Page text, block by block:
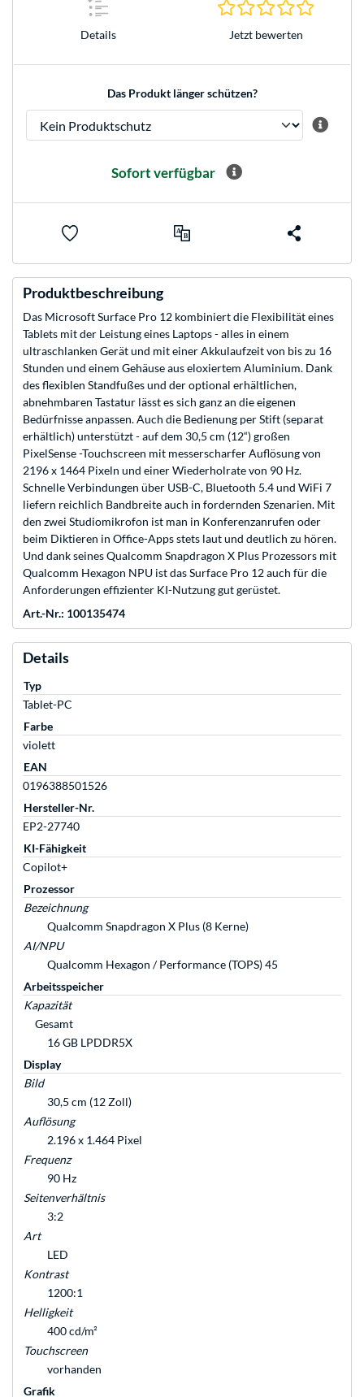
Details Jetzt bewerten
Das Produkt länger schützen?
Sofort verfügbar
Produktbeschreibung
Das Microsoft Surface Pro 12 kombiniert die Flexibilität eines
Tablets mit der Leistung eines Laptops - alles in einem
ultraschlanken Gerät und mit einer Akkulaufzeit von bis zu 16
Stunden und einem Gehäuse aus eloxiertem Aluminium. Dank
des flexiblen Standfußes und der optional erhältlichen,
abnehmbaren Tastatur lässt es sich ganz an die eigenen
Bedürfnisse anpassen. Auch die Bedienung per Stift (separat
erhältlich) unterstützt - auf dem 30,5 cm (12“) großen
PixelSense -Touchscreen mit messerscharfer Auflösung von
2196 x 1464 Pixeln und einer Wiederholrate von 90 Hz.
Schnelle Verbindungen über USB-C, Bluetooth 5.4 und WiFi 7
liefern reichlich Bandbreite auch in fordernden Szenarien. Mit
den zwei Studiomikrofon ist man in Konferenzanrufen oder
beim Diktieren in Office-Apps stets laut und deutlich zu hören.
Und dank seines Qualcomm Snapdragon X Plus Prozessors mit
Qualcomm Hexagon NPU ist das Surface Pro 12 auch für die
Anforderungen effizienter KI-Nutzung gut gerüstet.
Art.-Nr.: 100135474
Details
Typ
Tablet-PC
Farbe
violett
EAN
0196388501526
Hersteller-Nr.
EP2-27740
KI-Fähigkeit
Copilot+
Prozessor
Bezeichnung
Qualcomm Snapdragon X Plus (8 Kerne)
AI/NPU
Qualcomm Hexagon / Performance (TOPS) 45
Arbeitsspeicher
Kapazität
Gesamt
16 GB LPDDR5X
Display
Bild
30,5 cm (12 Zoll)
Auflösung
2.196 x 1.464 Pixel
Frequenz
90 Hz
Seitenverhältnis
3:2
Art
LED
Kontrast
1200:1
Helligkeit
400 cd/m²
Touchscreen
vorhanden
Grafik